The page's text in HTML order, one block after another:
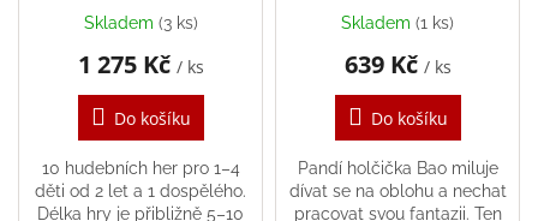
Skladem (3 ks)
1 275 Kč / ks
Do košíku
10 hudebních her pro 1–4
děti od 2 let a 1 dospělého.
Délka hry je přibližně 5–10
Skladem (1 ks)
639 Kč / ks
Do košíku
Pandí holčička Bao miluje
dívat se na oblohu a nechat
pracovat svou fantazii. Ten